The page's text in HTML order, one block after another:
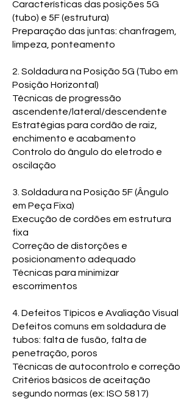
Características das posições 5G
(tubo) e 5F (estrutura)
Preparação das juntas: chanfragem,
limpeza, ponteamento
2. Soldadura na Posição 5G (Tubo em
Posição Horizontal)
Técnicas de progressão
ascendente/lateral/descendente
Estratégias para cordão de raiz,
enchimento e acabamento
Controlo do ângulo do eletrodo e
oscilação
3. Soldadura na Posição 5F (Ângulo
em Peça Fixa)
Execução de cordões em estrutura
fixa
Correção de distorções e
posicionamento adequado
Técnicas para minimizar
escorrimentos
4. Defeitos Típicos e Avaliação Visual
Defeitos comuns em soldadura de
tubos: falta de fusão, falta de
penetração, poros
Técnicas de autocontrolo e correção
Critérios básicos de aceitação
segundo normas (ex: ISO 5817)